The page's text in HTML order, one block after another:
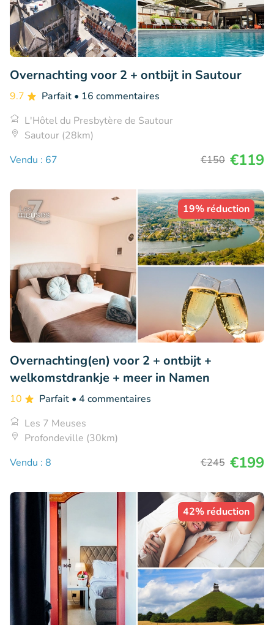
Overnachting voor 2 + ontbijt in Sautour
9.7 Parfait • 16 commentaires
L'Hôtel du Presbytère de Sautour
Sautour (28km)
Vendu : 67
€150 €119
19% réduction
Overnachting(en) voor 2 + ontbijt +
welkomstdrankje + meer in Namen
10 Parfait • 4 commentaires
Les 7 Meuses
Profondeville (30km)
Vendu : 8
€245 €199
42% réduction